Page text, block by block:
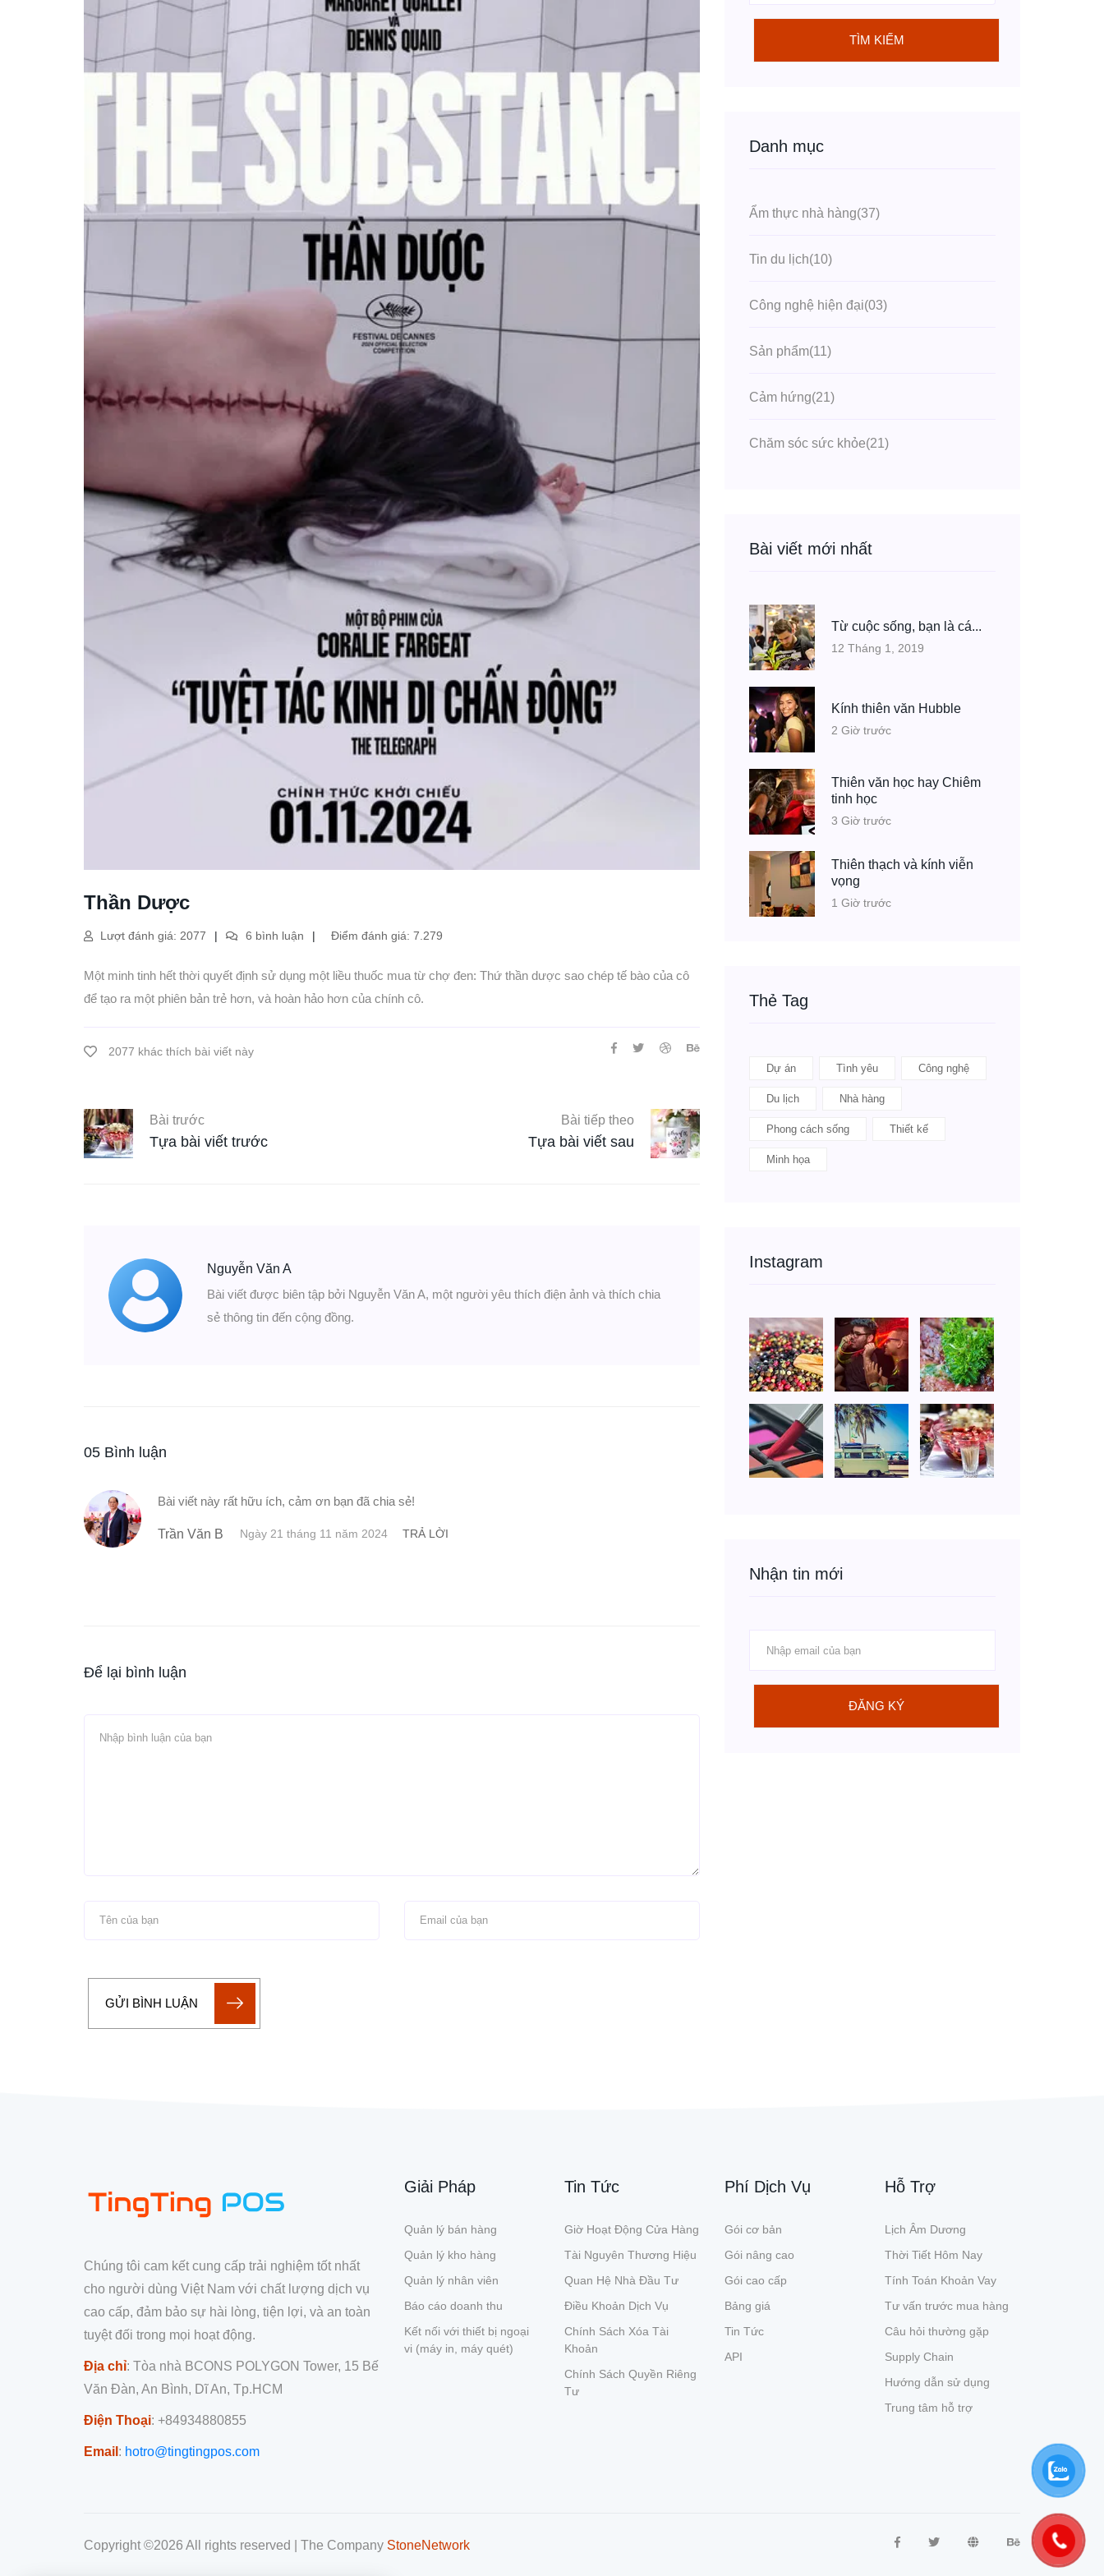
Thần Dược
Lượt đánh giá: 2077 6 bình luận Điểm đánh giá: 7.279
Một minh tinh hết thời quyết định sử dụng một liều thuốc mua từ chợ đen: Thứ thần dược sao chép tế bào của cô
để tạo ra một phiên bản trẻ hơn, và hoàn hảo hơn của chính cô.
2077 khác thích bài viết này
Bài trước
Tựa bài viết trước
Bài tiếp theo
Tựa bài viết sau
Nguyễn Văn A
Bài viết được biên tập bởi Nguyễn Văn A, một người yêu thích điện ảnh và thích chia
sẻ thông tin đến cộng đồng.
05 Bình luận
Bài viết này rất hữu ích, cảm ơn bạn đã chia sẻ!
Trần Văn B Ngày 21 tháng 11 năm 2024 TRẢ LỜI
Để lại bình luận
GỬI BÌNH LUẬN
TÌM KIẾM
Danh mục
Ẩm thực nhà hàng(37)
Tin du lịch(10)
Công nghệ hiện đại(03)
Sản phẩm(11)
Cảm hứng(21)
Chăm sóc sức khỏe(21)
Bài viết mới nhất
Từ cuộc sống, bạn là cá...
12 Tháng 1, 2019
Kính thiên văn Hubble
2 Giờ trước
Thiên văn học hay Chiêm
tinh học
3 Giờ trước
Thiên thạch và kính viễn
vọng
1 Giờ trước
Thẻ Tag
Dự án Tình yêu Công nghệ
Du lịch Nhà hàng
Phong cách sống Thiết kế
Minh họa
Instagram
Nhận tin mới
ĐĂNG KÝ
Chúng tôi cam kết cung cấp trải nghiệm tốt nhất
cho người dùng Việt Nam với chất lượng dịch vụ
cao cấp, đảm bảo sự hài lòng, tiện lợi, và an toàn
tuyệt đối trong mọi hoạt động.
Địa chỉ: Tòa nhà BCONS POLYGON Tower, 15 Bế
Văn Đàn, An Bình, Dĩ An, Tp.HCM
Điện Thoại: +84934880855
Email : hotro@tingtingpos.com
Giải Pháp
Quản lý bán hàng
Quản lý kho hàng
Quản lý nhân viên
Báo cáo doanh thu
Kết nối với thiết bị ngoại
vi (máy in, máy quét)
Tin Tức
Giờ Hoạt Động Cửa Hàng
Tài Nguyên Thương Hiệu
Quan Hệ Nhà Đầu Tư
Điều Khoản Dịch Vụ
Chính Sách Xóa Tài
Khoản
Chính Sách Quyền Riêng
Tư
Phí Dịch Vụ
Gói cơ bản
Gói nâng cao
Gói cao cấp
Bảng giá
Tin Tức
API
Hỗ Trợ
Lịch Âm Dương
Thời Tiết Hôm Nay
Tính Toán Khoản Vay
Tư vấn trước mua hàng
Câu hỏi thường gặp
Supply Chain
Hướng dẫn sử dụng
Trung tâm hỗ trợ
Copyright ©2026 All rights reserved | The Company StoneNetwork